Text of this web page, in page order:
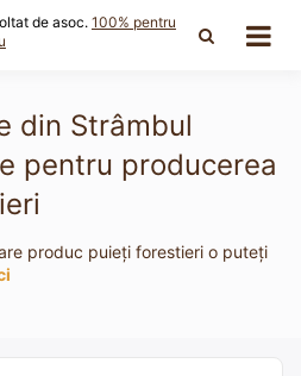
de asoc. 100% pentru
din Strâmbul
pentru producerea
produc puieți forestieri o puteți